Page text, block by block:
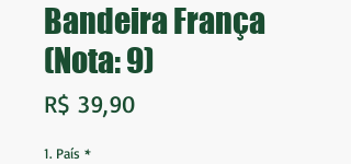
Bandeira França
(Nota: 9)
R$ 39,90Preço
1. País *